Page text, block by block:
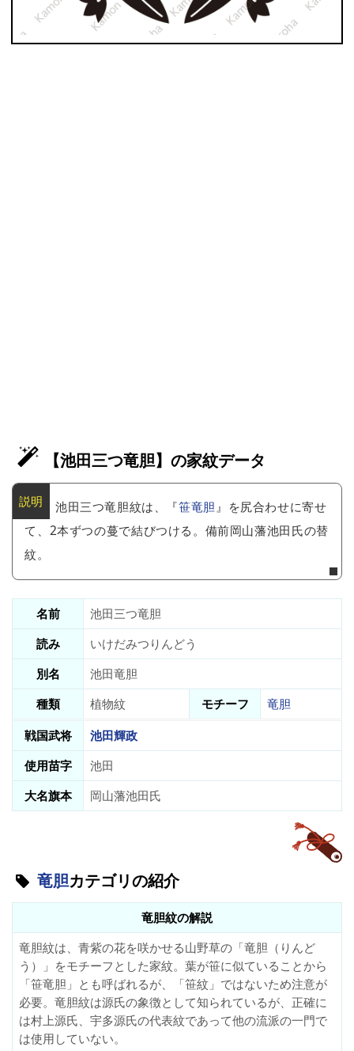
【池田三つ竜胆】の家紋データ
池田三つ竜胆紋は、『笹竜胆』を尻合わせに寄せ
て、2本ずつの蔓で結びつける。備前岡山藩池田氏の替
紋。
名前
池田三つ竜胆
読み
いけだみつりんどう
別名
池田竜胆
種類
植物紋 モチーフ
竜胆
戦国武将
池田輝政
使用苗字
池田
大名旗本
岡山藩池田氏
竜胆カテゴリの紹介
竜胆紋の解説
竜胆紋は、青紫の花を咲かせる山野草の「竜胆（りんど
う）」をモチーフとした家紋。葉が笹に似ていることから
「笹竜胆」とも呼ばれるが、「笹紋」ではないため注意が
必要。竜胆紋は源氏の象徴として知られているが、正確に
は村上源氏、宇多源氏の代表紋であって他の流派の一門で
は使用していない。